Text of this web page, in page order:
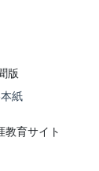
版
紙
教育サイト